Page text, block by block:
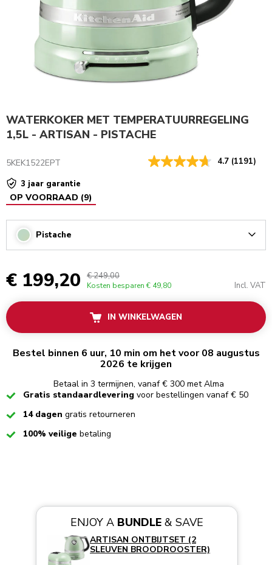
WATERKOKER MET TEMPERATUURREGELING
1,5L - ARTISAN - PISTACHE
5KEK1522EPT 4.7 (1191)
3 jaar garantie
OP VOORRAAD (9)
Pistache
€ 199,20 € 249,00
Kosten besparen € 49,80 Incl. VAT
IN WINKELWAGEN
Bestel binnen 6 uur, 10 min om het voor 08 augustus
2026 te krijgen
Betaal in 3 termijnen, vanaf € 300 met Alma
CheckedGratis standaardlevering voor bestellingen vanaf € 50
Checked14 dagen gratis retourneren
Checked100% veilige betaling
ENJOY A BUNDLE& SAVE
ARTISAN ONTBIJTSET (2
SLEUVEN BROODROOSTER)